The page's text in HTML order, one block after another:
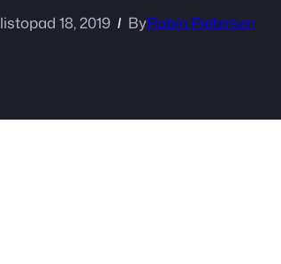
listopad 18, 2019 ByRobin Pietersen